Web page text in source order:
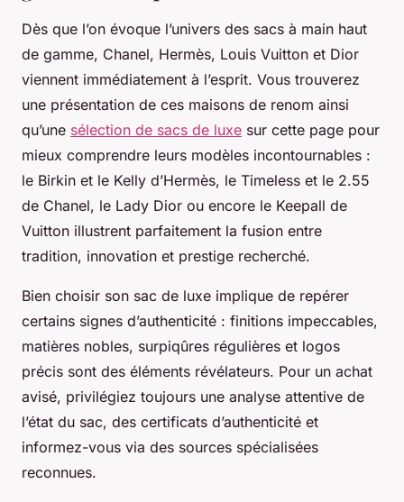
Dès que l’on évoque l’univers des sacs à main haut
de gamme, Chanel, Hermès, Louis Vuitton et Dior
viennent immédiatement à l’esprit. Vous trouverez
une présentation de ces maisons de renom ainsi
qu’une sélection de sacs de luxe sur cette page pour
mieux comprendre leurs modèles incontournables :
le Birkin et le Kelly d’Hermès, le Timeless et le 2.55
de Chanel, le Lady Dior ou encore le Keepall de
Vuitton illustrent parfaitement la fusion entre
tradition, innovation et prestige recherché.
Bien choisir son sac de luxe implique de repérer
certains signes d’authenticité : finitions impeccables,
matières nobles, surpiqûres régulières et logos
précis sont des éléments révélateurs. Pour un achat
avisé, privilégiez toujours une analyse attentive de
l’état du sac, des certificats d’authenticité et
informez-vous via des sources spécialisées
reconnues.